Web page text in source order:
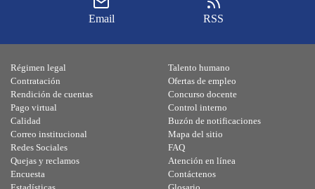
Email RSS
Régimen legal
Contratación
Rendición de cuentas
Pago virtual
Calidad
Talento humano
Ofertas de empleo
Concurso docente
Control interno
Buzón de notificaciones
Correo institucional
Redes Sociales
Quejas y reclamos
Encuesta
Mapa del sitio
FAQ
Atención en línea
Contáctenos